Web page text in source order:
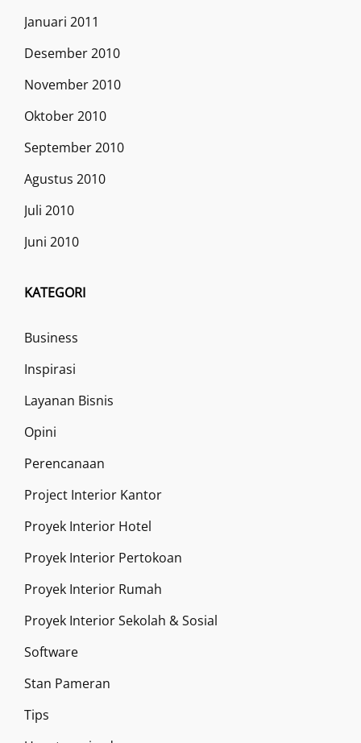
Januari 2011
Desember 2010
November 2010
Oktober 2010
September 2010
Agustus 2010
Juli 2010
Juni 2010
KATEGORI
Business
Inspirasi
Layanan Bisnis
Opini
Perencanaan
Project Interior Kantor
Proyek Interior Hotel
Proyek Interior Pertokoan
Proyek Interior Rumah
Proyek Interior Sekolah & Sosial
Software
Stan Pameran
Tips